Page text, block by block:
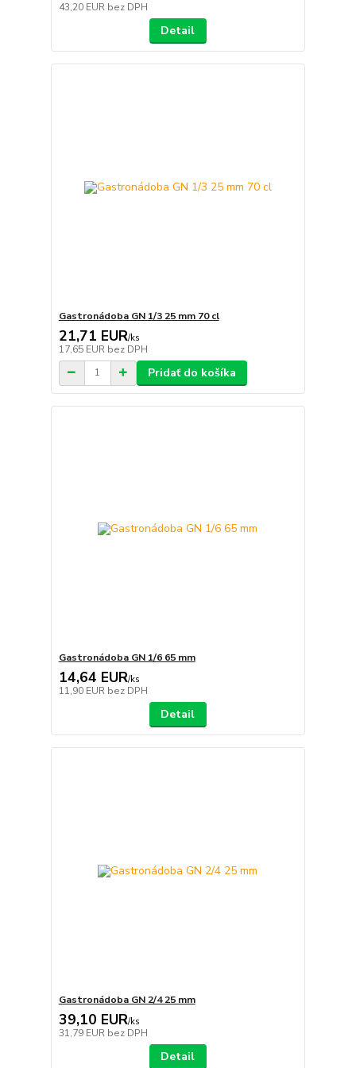
43,20 EUR bez DPH
Detail
Gastronádoba GN 1/3 25 mm 70 cl
21,71 EUR/ks
17,65 EUR bez DPH
Pridať do košíka
Gastronádoba GN 1/6 65 mm
14,64 EUR/ks
11,90 EUR bez DPH
Detail
Gastronádoba GN 2/4 25 mm
39,10 EUR/ks
31,79 EUR bez DPH
Detail